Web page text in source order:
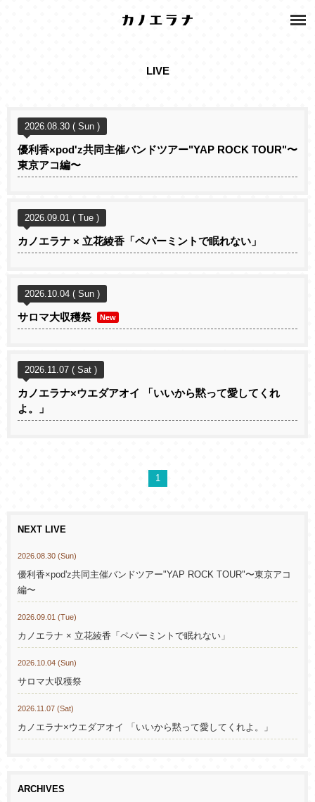
LIVE
2026.08.30 ( Sun )
優利香×pod'z共同主催バンドツアー"YAP ROCK TOUR"〜
東京アコ編〜
2026.09.01 ( Tue )
カノエラナ × 立花綾香「ペパーミントで眠れない」
2026.10.04 ( Sun )
サロマ大収穫祭 New
2026.11.07 ( Sat )
カノエラナ×ウエダアオイ 「いいから黙って愛してくれ
よ。」
1
NEXT LIVE
2026.08.30 (Sun)
優利香×pod'z共同主催バンドツアー"YAP ROCK TOUR"〜東京アコ
編〜
2026.09.01 (Tue)
カノエラナ × 立花綾香「ペパーミントで眠れない」
2026.10.04 (Sun)
サロマ大収穫祭
2026.11.07 (Sat)
カノエラナ×ウエダアオイ 「いいから黙って愛してくれよ。」
ARCHIVES